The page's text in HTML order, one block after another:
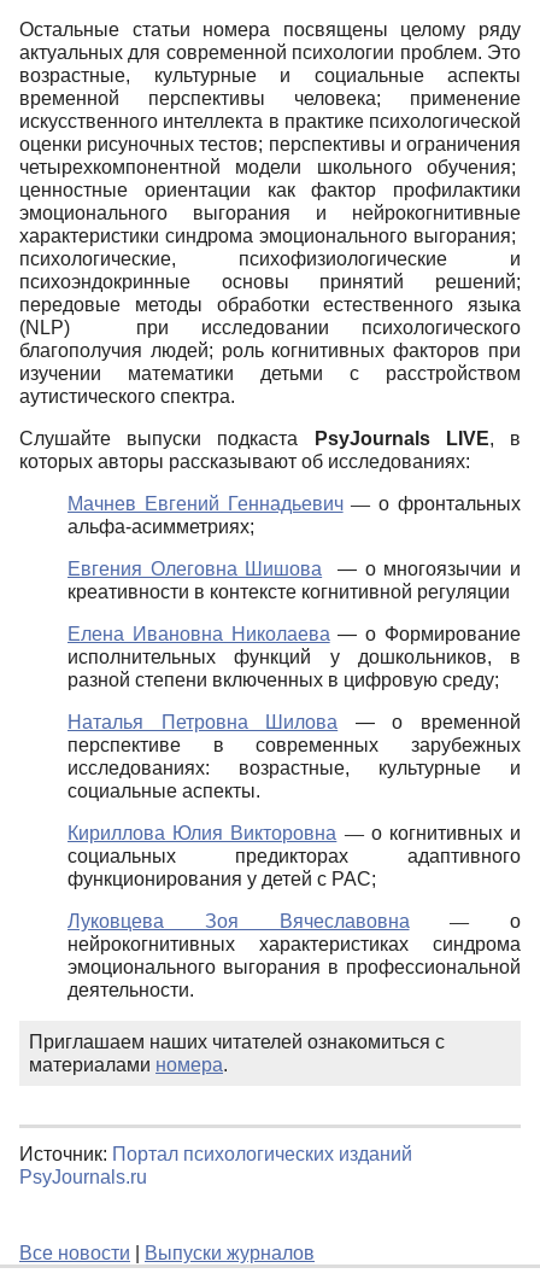
Остальные статьи номера посвящены целому ряду
актуальных для современной психологии проблем. Это
возрастные, культурные и социальные аспекты
временной перспективы человека; применение
искусственного интеллекта в практике психологической
оценки рисуночных тестов; перспективы и ограничения
четырехкомпонентной модели школьного обучения;
ценностные ориентации как фактор профилактики
эмоционального выгорания и нейрокогнитивные
характеристики синдрома эмоционального выгорания;
психологические, психофизиологические и
психоэндокринные основы принятий решений;
передовые методы обработки естественного языка
(NLP) при исследовании психологического
благополучия людей; роль когнитивных факторов при
изучении математики детьми с расстройством
аутистического спектра.
Слушайте выпуски подкаста PsyJournals LIVE, в
которых авторы рассказывают об исследованиях:
Мачнев Евгений Геннадьевич —о фронтальных
альфа-асимметриях;
Евгения Олеговна Шишова — о многоязычии и
креативности в контексте когнитивной регуляции
Елена Ивановна Николаева— о Формирование
исполнительных функций у дошкольников, в
разной степени включенных в цифровую среду;
Наталья Петровна Шилова — о временной
перспективе в современных зарубежных
исследованиях: возрастные, культурные и
социальные аспекты.
Кириллова Юлия Викторовна — о когнитивных и
социальных предикторах адаптивного
функционирования у детей с РАС;
Луковцева Зоя Вячеславовна — о
нейрокогнитивных характеристиках синдрома
эмоционального выгорания в профессиональной
деятельности.
Приглашаем наших читателей ознакомиться с
материалами номера.
Источник: Портал психологических изданий
PsyJournals.ru
Все новости Выпуски журналов